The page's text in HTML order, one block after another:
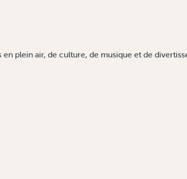
plein air, de culture, de musique et de